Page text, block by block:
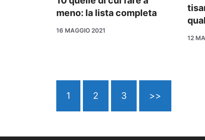
meno: la lista completa
16 MAGGIO 2021
12
1 2 3 >>